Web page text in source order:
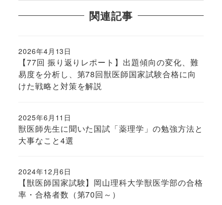
関連記事
【77回 振り返りレポート】出題傾向の変化、難
易度を分析し、第78回獣医師国家試験合格に向
けた戦略と対策を解説
投稿日
2026年4月13日
獣医師先生に聞いた国試「薬理学」の勉強方法と
大事なこと4選
投稿日
2025年6月11日
【獣医師国家試験】岡山理科大学獣医学部の合格
率・合格者数（第70回～）
投稿日
2024年12月6日